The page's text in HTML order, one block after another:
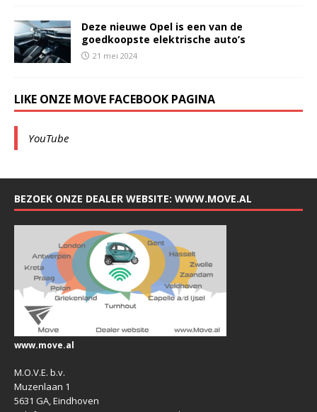
Deze nieuwe Opel is een van de
goedkoopste elektrische auto’s
21 mei 2024
LIKE ONZE MOVE FACEBOOK PAGINA
YouTube
BEZOEK ONZE DEALER WEBSITE: WWW.MOVE.AL
www.move.al
M.O.V.E. b.v.
Muzenlaan 1
5631 GA, Eindhoven